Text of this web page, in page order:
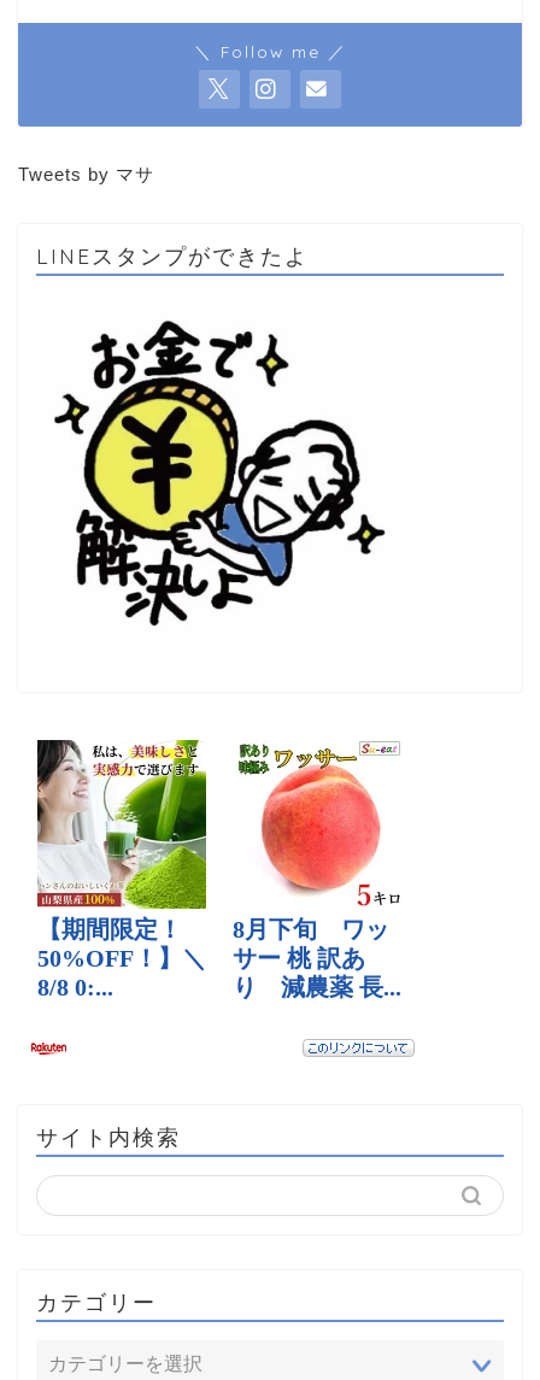
＼ Follow me ／
Tweets by マサ
LINEスタンプができたよ
サイト内検索
カテゴリー